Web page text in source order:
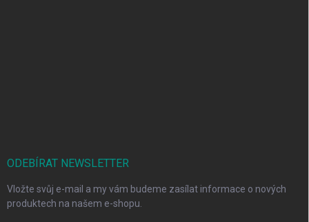
ODEBÍRAT NEWSLETTER
Vložte svůj e-mail a my vám budeme zasílat informace o nových
produktech na našem e-shopu.